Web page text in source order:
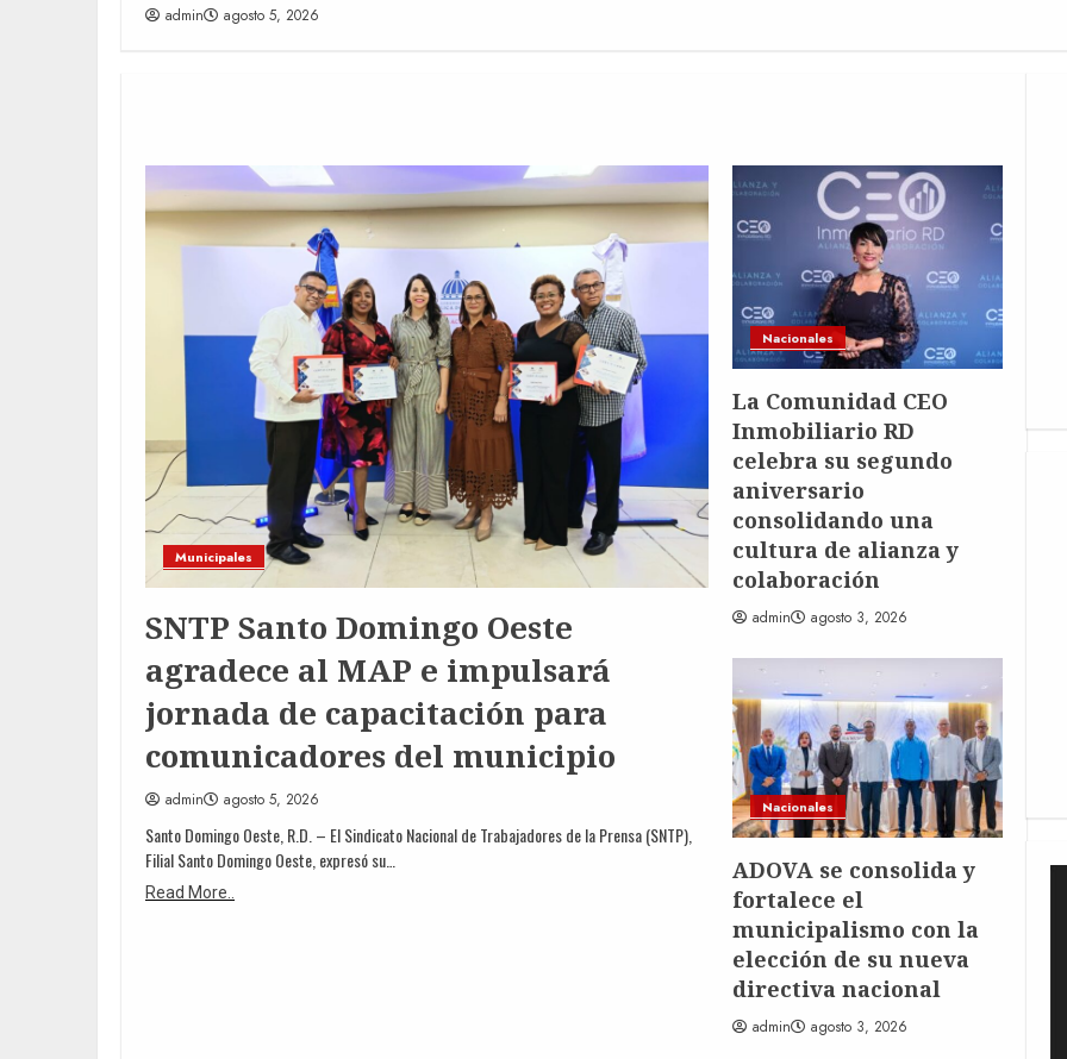
admin agosto 5, 2026
Municipales
SNTP Santo Domingo Oeste
agradece al MAP e impulsará
jornada de capacitación para
comunicadores del municipio
admin agosto 5, 2026
Santo Domingo Oeste, R.D. – El Sindicato Nacional de Trabajadores de la Prensa (SNTP),
Filial Santo Domingo Oeste, expresó su…
Read More..
Nacionales
La Comunidad CEO
Inmobiliario RD
celebra su segundo
aniversario
consolidando una
cultura de alianza y
colaboración
admin agosto 3, 2026
Nacionales
ADOVA se consolida y
fortalece el
municipalismo con la
elección de su nueva
directiva nacional
admin agosto 3, 2026